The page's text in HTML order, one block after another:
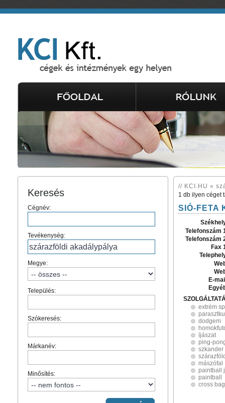
Keresés
Cégnév:
Tevékenység:
Megye:
Település:
Szókeresés:
Márkanév:
Minősítés:
// KCI.HU «
1 db ilyen céget
SIÓ-FETA
Telefonszám
Telefonszám
Fax
E-
extrém
dodgem
íjászat
ping-
szkander
mászófal
paintball
paintball
cross